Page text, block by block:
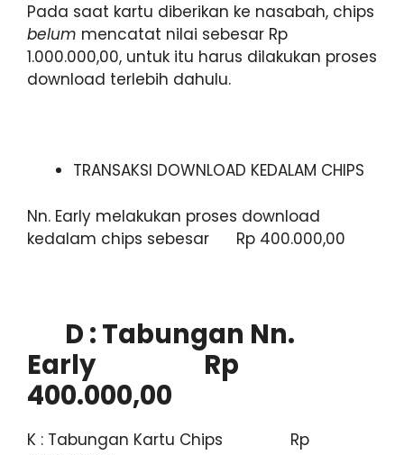
Pada saat kartu diberikan ke nasabah, chips
belum mencatat nilai sebesar Rp
1.000.000,00, untuk itu harus dilakukan proses
download terlebih dahulu.
TRANSAKSI DOWNLOAD KEDALAM CHIPS
Nn. Early melakukan proses download
kedalam chips sebesar Rp 400.000,00
D : Tabungan Nn.
Early Rp
400.000,00
K : Tabungan Kartu Chips Rp